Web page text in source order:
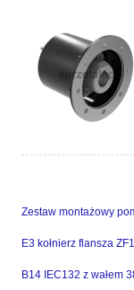
Zestaw montażowy
E3 kołnierz flansza
B14 IEC132 z wałem